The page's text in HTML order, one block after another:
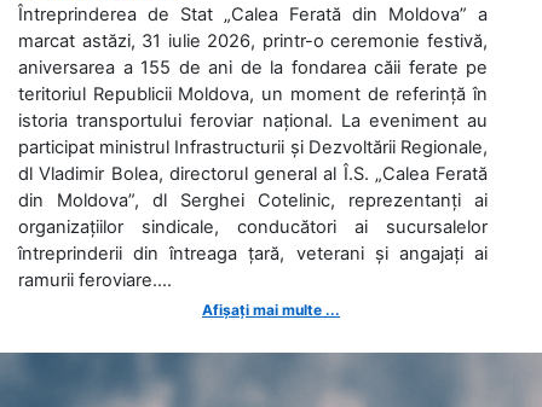
Întreprinderea de Stat „Calea Ferată din Moldova” a
marcat astăzi, 31 iulie 2026, printr-o ceremonie festivă,
aniversarea a 155 de ani de la fondarea căii ferate pe
teritoriul Republicii Moldova, un moment de referință în
istoria transportului feroviar național. La eveniment au
participat ministrul Infrastructurii și Dezvoltării Regionale,
dl Vladimir Bolea, directorul general al Î.S. „Calea Ferată
din Moldova”, dl Serghei Cotelinic, reprezentanți ai
organizațiilor sindicale, conducători ai sucursalelor
întreprinderii din întreaga țară, veterani și angajați ai
ramurii feroviare....
Afișați mai multe ...